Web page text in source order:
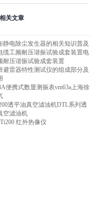
相关文章
静电除尘发生器的相关知识普及
缆工频耐压谐振试验成套装置电
耐压谐振试验成套装置
避雷器特性测试仪的组成部分及
便携式数显测振表vm63a上海徐
透平油真空滤油机DTL系列透
空滤油机
红外热像仪